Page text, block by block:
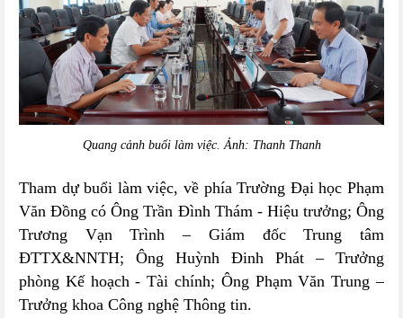
Quang cảnh buổi làm việc. Ảnh: Thanh Thanh
Tham dự buổi làm việc, về phía Trường Đại học Phạm
Văn Đồng có Ông Trần Đình Thám - Hiệu trưởng; Ông
Trương Vạn Trình – Giám đốc Trung tâm
ĐTTX&NNTH; Ông Huỳnh Đinh Phát – Trưởng
phòng Kế hoạch - Tài chính; Ông Phạm Văn Trung –
Trưởng khoa Công nghệ Thông tin.